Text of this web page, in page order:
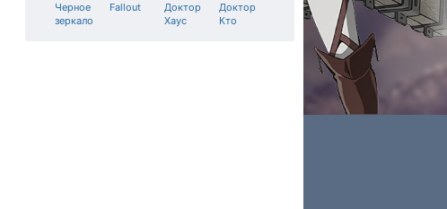
Черное
зеркало
Fallout
Доктор
Хаус
Доктор
Кто